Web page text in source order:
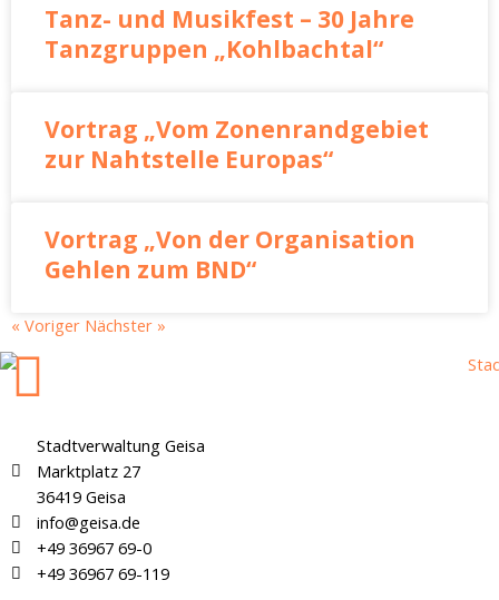
Tanz- und Musikfest – 30 Jahre
Tanzgruppen „Kohlbachtal“
Vortrag „Vom Zonenrandgebiet
zur Nahtstelle Europas“
Vortrag „Von der Organisation
Gehlen zum BND“
« Voriger Nächster »
Stadtverwaltung Geisa
Marktplatz 27
36419 Geisa
info@geisa.de
+49 36967 69-0
+49 36967 69-119